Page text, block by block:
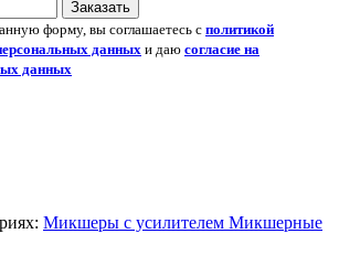
Заказать
форму, вы соглашаетесь с политикой
данных и даю согласие на
данных
Микшеры с усилителем Микшерные